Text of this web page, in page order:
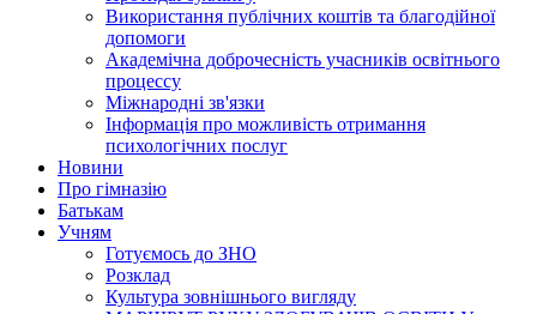
Використання публічних коштів та благодійної
допомоги
Академічна доброчесність учасників освітнього
процессу
Міжнародні зв'язки
Інформація про можливість отримання
психологічних послуг
Новини
Про гімназію
Батькам
Учням
Готуємось до ЗНО
Розклад
Культура зовнішнього вигляду